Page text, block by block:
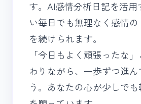
す。AI感情分析日記を活用
い毎日でも無理なく感情の
を続けられます。
「今日もよく頑張ったな
わりながら、一歩ずつ進ん
う。あなたの心が少しで